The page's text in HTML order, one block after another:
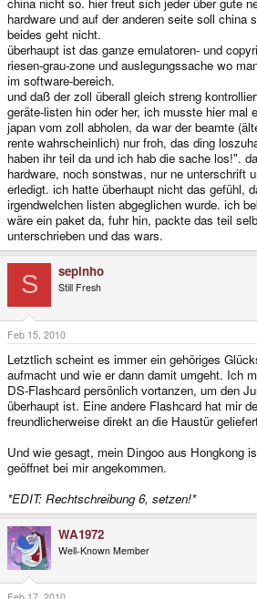
hardware und auf der anderen seite soll china
beides geht nicht.
überhaupt ist das ganze emulatoren- und
riesen-grau-zone und auslegungssache wo
im software-bereich.
und daß der zoll überall gleich streng
geräte-listen hin oder her, ich musste hier mal
japan vom zoll abholen, da war der beamte
rente wahrscheinlich) nur froh, das ding
haben ihr teil da und ich hab die sache los!".
hardware, noch sonstwas, nur ne unterschrift
erledigt. ich hatte überhaupt nicht das gefühl,
irgendwelchen listen abgeglichen wurde. ich
wäre ein paket da, fuhr hin, packte das teil
unterschrieben und das wars.
S sepinho
Still Fresh
Feb 15, 2010
Letztlich scheint es immer ein gehöriges
aufmacht und wie er dann damit umgeht. Ich
DS-Flashcard persönlich vortanzen, um den
überhaupt ist. Eine andere Flashcard hat mir
freundlicherweise direkt an die Haustür
Und wie gesagt, mein Dingoo aus Hongkong
geöffnet bei mir angekommen.
*EDIT: Rechtschreibung 6, setzen!*
WA1972
Well-Known Member